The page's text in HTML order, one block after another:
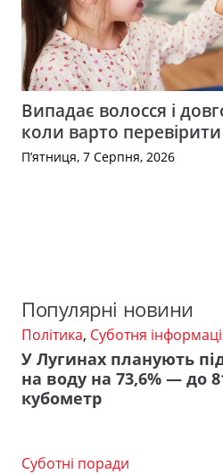
Випадає волосся і
коли варто
П’ятниця, 7 Серпня, 2026
Популярні новини
Політика, Суботня
У Лугинах планують
на воду на 73,6% — до
кубометр
Суботні поради